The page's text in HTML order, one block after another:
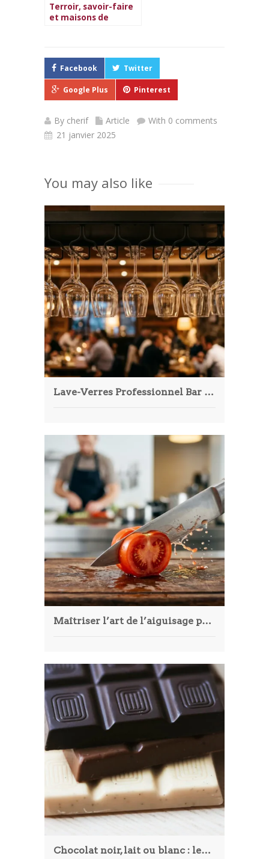
Terroir, savoir-faire
et maisons de
Facebook Twitter
Google Plus Pinterest
By cherif Article
With 0 comments
21 janvier 2025
You may also like
Lave-Verres Professionnel Bar & Restaurant : Guide Ultime
Maîtriser l’art de l’aiguisage pour garder des couteaux performants
Chocolat noir, lait ou blanc : lequel choisir ?